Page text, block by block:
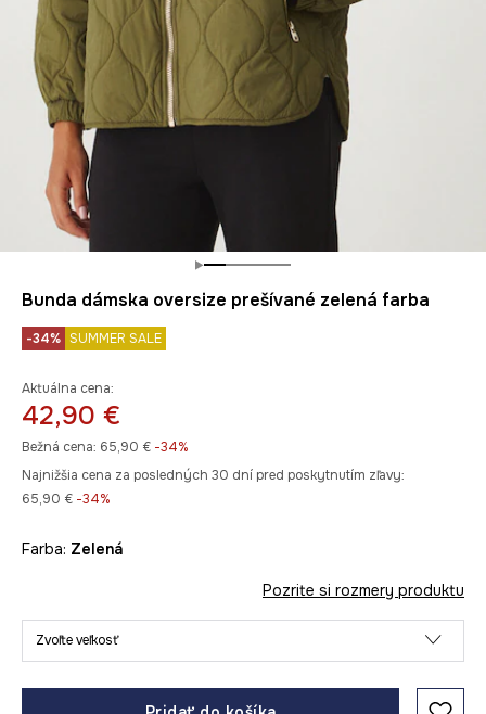
Bunda dámska oversize prešívané zelená farba
-34% SUMMER SALE
Aktuálna cena:
42,90 €
Bežná cena: 65,90 € -34%
Najnižšia cena za posledných 30 dní pred poskytnutím zľavy:
65,90 € -34%
Farba: zelená
Pozrite si rozmery produktu
Zvoľte veľkosť